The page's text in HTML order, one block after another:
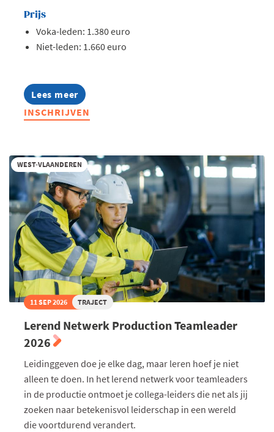
Prijs
Voka-leden: 1.380 euro
Niet-leden: 1.660 euro
Lees meer
about
Lerend
Netwerk
INSCHRIJVEN
WEST-VLAANDEREN
11 SEP 2026 TRAJECT
Lerend Netwerk Production Teamleader
2026
Leidinggeven doe je elke dag, maar leren hoef je niet
alleen te doen. In het lerend netwerk voor teamleaders
in de productie ontmoet je collega-leiders die net als jij
zoeken naar betekenisvol leiderschap in een wereld
die voortdurend verandert.